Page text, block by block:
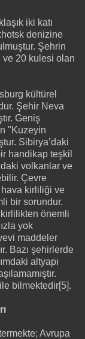
iki katı
denizine
Şehrin
ve 20 kulesi olan
kültürel
Şehir Neva
Geniş
"Kuzeyin
Sibirya’daki
handikap teşkil
volkanlar ve
Çevre
kirliliği ve
bir sorundur.
önemli
yok
maddeler
Bazı şehirlerde
altyapı
bilmektedir[5].
Avrupa